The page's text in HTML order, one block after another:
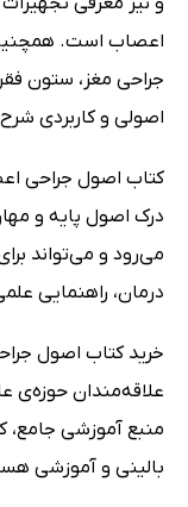
اعصاب است.
جراحی مغز، ستون
اصولی و کاربردی
کتاب اصول جراحی
درک اصول پایه و
می‌رود و می‌تواند
درمان، راهنمایی
خرید کتاب اصول
علاقه‌مندان حوزه‌ی
منبع آموزشی جامع،
بالینی و آموزشی